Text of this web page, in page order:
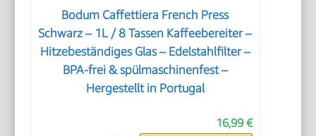
Bodum Caffettiera French Press
Schwarz – 1L / 8 Tassen Kaffeebereiter –
Hitzebeständiges Glas – Edelstahlfilter –
BPA-frei & spülmaschinenfest –
Hergestellt in Portugal
16,99 €